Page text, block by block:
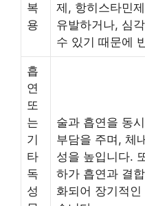
복
용
제, 항히스타민
유발하거나, 심
수 있기 때문에
흡
연
또
는
기
타
독
성
술과 흡연을 동
부담을 주며, 체
성을 높입니다.
하가 흡연과 결
화되어 장기적